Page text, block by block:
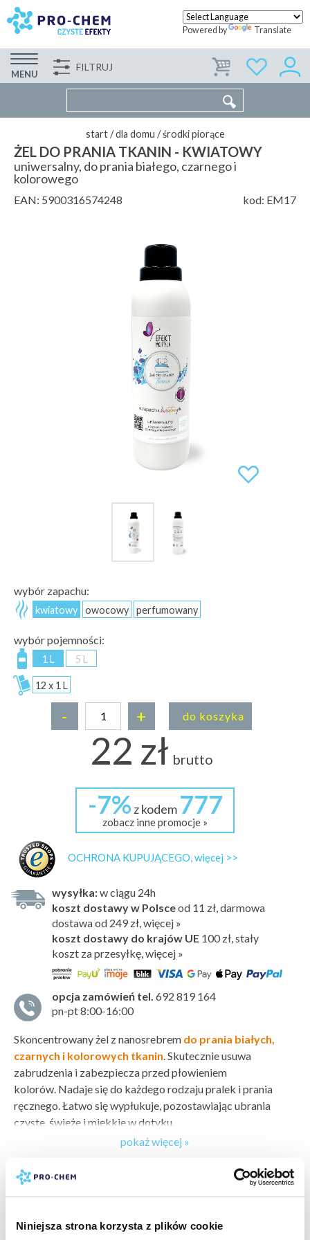
Niniejsza strona korzysta z plików cookie
Powered by Translate
MENU
FILTRUJ WSPÓŁPRACA KONTAKT
start / dla domu / środki piorące
ŻEL DO PRANIA TKANIN - KWIATOWY
uniwersalny, do prania białego, czarnego i
kolorowego
EAN: 5900316574248 kod: EM17
wybór zapachu:
kwiatowy owocowy perfumowany
wybór pojemności:
1 L 5 L
12 x 1 L
- + do koszyka
22 zł brutto
-7% z kodem 777
zobacz inne promocje »
OCHRONA KUPUJĄCEGO, więcej >>
wysyłka:w ciągu 24h
koszt dostawy w Polsceod 11 zł, darmowa
dostawa od 249 zł, więcej »
koszt dostawy do krajów UE 100 zł, stały
koszt za przesyłkę, więcej »
opcja zamówień tel. 692 819 164
pn-pt 8:00-16:00
Skoncentrowany żel z nanosrebrem do prania białych,
czarnych i kolorowych tkanin. Skutecznie usuwa
zabrudzenia i zabezpiecza przed płowieniem
kolorów. Nadaje się do każdego rodzaju pralek i prania
ręcznego. Łatwo się wypłukuje, pozostawiając ubrania
czyste, świeże i miękkie w dotyku.
Charakteryzuje się nie tylko skutecznością, ale również
Preparat zawiera cząsteczki srebra
pokaż więcej »
bezpieczeństwo:
marka:EFEKT MOTYLA